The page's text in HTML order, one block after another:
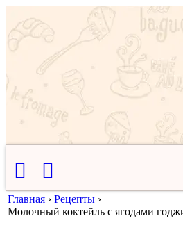
Главная › Рецепты ›
Молочный коктейль с ягодами